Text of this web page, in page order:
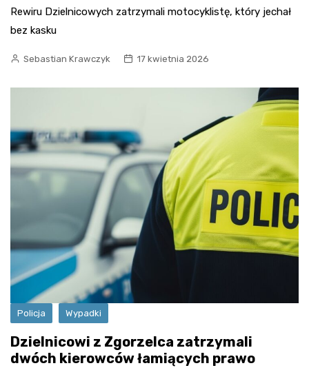
Rewiru Dzielnicowych zatrzymali motocyklistę, który jechał
bez kasku
Sebastian Krawczyk 17 kwietnia 2026
Policja Wypadki
Dzielnicowi z Zgorzelca zatrzymali
dwóch kierowców łamiących prawo